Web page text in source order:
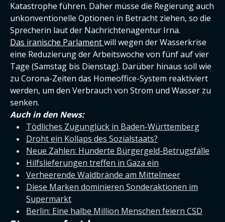
Katastrophe führen. Daher müsse die Regierung auch
unkonventionelle Optionen in Betracht ziehen, so die
Sprecherin laut der Nachrichtenagentur Irna.
Das iranische Parlamentwill wegen der Wasserkrise
eine Reduzierung der Arbeitswoche von fünf auf vier
Tage (Samstag bis Dienstag). Darüber hinaus soll wie
zu Corona-Zeiten das Homeoffice-System reaktiviert
werden, um den Verbrauch von Strom und Wasser zu
senken.
Auch in den News:
Tödliches Zugunglück in Baden-Württemberg
Droht ein Kollaps des Sozialstaats?
Neue Zahlen: Hunderte Bürgergeld-Betrugsfälle
Hilfslieferungen treffen in Gaza ein
Verheerende Waldbrände am Mittelmeer
Diese Marken dominieren Sonderaktionen im
Supermarkt
Berlin: Eine halbe Million Menschen feiern CSD